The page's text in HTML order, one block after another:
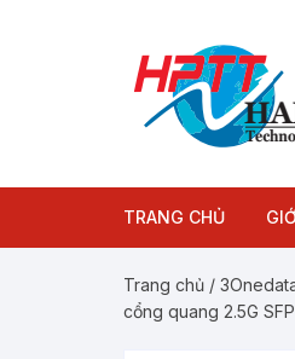
TRANG CHỦ
Trang chủ /
cổng quang 2.5G